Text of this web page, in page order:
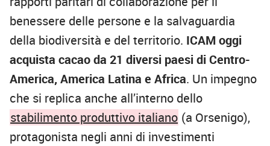
benessere delle persone e la salvaguardia
della biodiversità e del territorio. ICAM oggi
acquista cacao da 21 diversi paesi di Centro-
America, America Latina e Africa. Un impegno
che si replica anche all’interno dello
stabilimento produttivo italiano (a Orsenigo),
protagonista negli anni di investimenti